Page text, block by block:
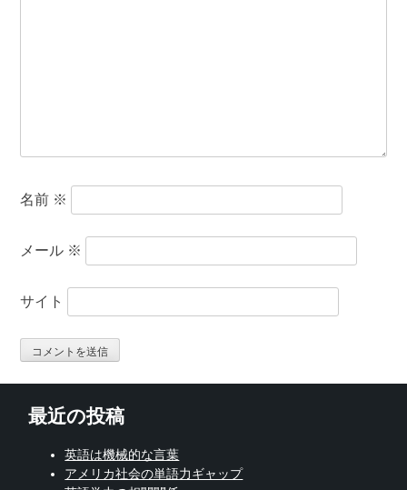
名前 ※
メール ※
サイト
最近の投稿
英語は機械的な言葉
アメリカ社会の単語力ギャップ